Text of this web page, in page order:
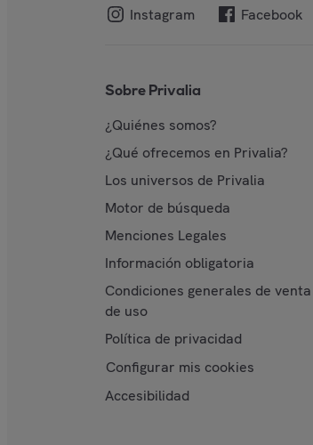
Instagram Facebook
Sobre Privalia
¿Quiénes somos?
¿Qué ofrecemos en Privalia?
Los universos de Privalia
Motor de búsqueda
Menciones Legales
Información obligatoria
Condiciones generales de
de uso
Política de privacidad
Configurar mis cookies
Accesibilidad